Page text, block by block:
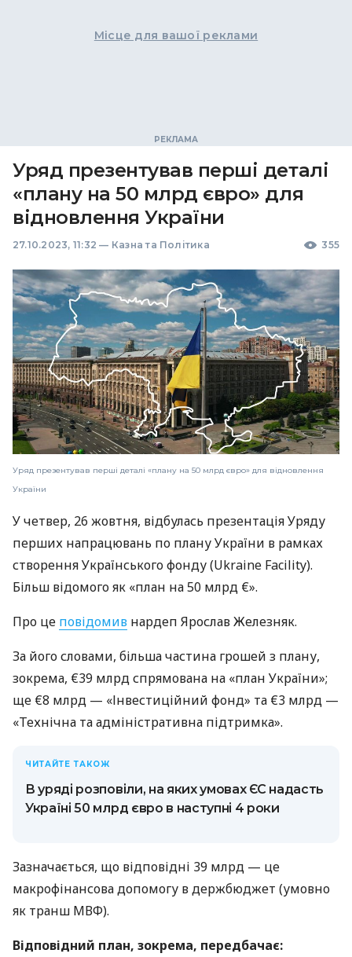
Місце для вашої реклами
Уряд презентував перші деталі
«плану на 50 млрд євро» для
відновлення України
27.10.2023, 11:32 — Казна та Політика 355
Уряд презентував перші деталі «плану на 50 млрд євро» для відновлення
України
У четвер, 26 жовтня, відбулась презентація Уряду
перших напрацювань по плану України в рамках
створення Українського фонду (Ukraine Facility).
Більш відомого як «план на 50 млрд €».
Про це повідомив нардеп Ярослав Железняк.
За його словами, більша частина грошей з плану,
зокрема, €39 млрд спрямована на «план України»;
ще €8 млрд — «Інвестиційний фонд» та €3 млрд —
«Технічна та адміністративна підтримка».
ЧИТАЙТЕ ТАКОЖ
В уряді розповіли, на яких умовах ЄС надасть
Україні 50 млрд євро в наступні 4 роки
Зазначається, що відповідні 39 млрд — це
макрофінансова допомогу в держбюджет (умовно
як транш МВФ).
Відповідний план, зокрема, передбачає: